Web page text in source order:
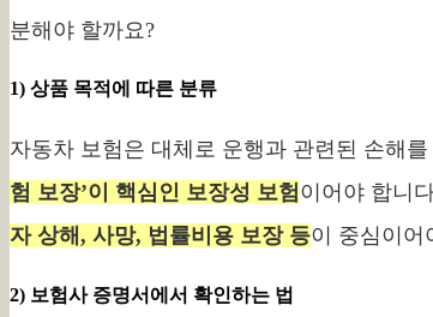
분해야 할까요?
1) 상품 목적에 따른 분류
자동차 보험은 대체로 운행과 관련된 손해
험 보장’이 핵심인 보장성 보험이어야 합니
자 상해, 사망, 법률비용 보장 등이 중심이어
2) 보험사 증명서에서 확인하는 법